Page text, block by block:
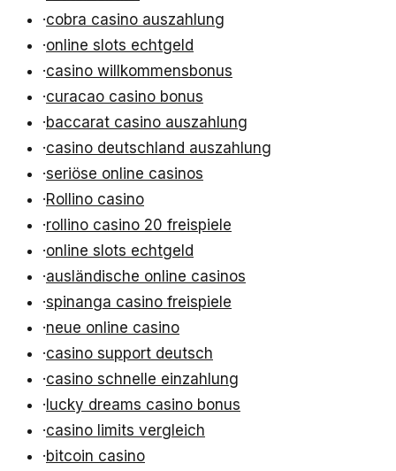
·cobra casino auszahlung
·online slots echtgeld
·casino willkommensbonus
·curacao casino bonus
·baccarat casino auszahlung
·casino deutschland auszahlung
·seriöse online casinos
·Rollino casino
·rollino casino 20 freispiele
·online slots echtgeld
·ausländische online casinos
·spinanga casino freispiele
·neue online casino
·casino support deutsch
·casino schnelle einzahlung
·lucky dreams casino bonus
·casino limits vergleich
·bitcoin casino